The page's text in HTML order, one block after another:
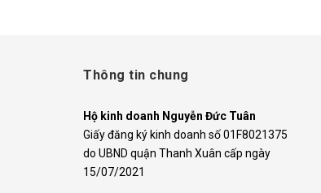
Thông tin chung
Hộ kinh doanh Nguyễn Đức Tuân
Giấy đăng ký kinh doanh số 01F8021375
do UBND quận Thanh Xuân cấp ngày
15/07/2021